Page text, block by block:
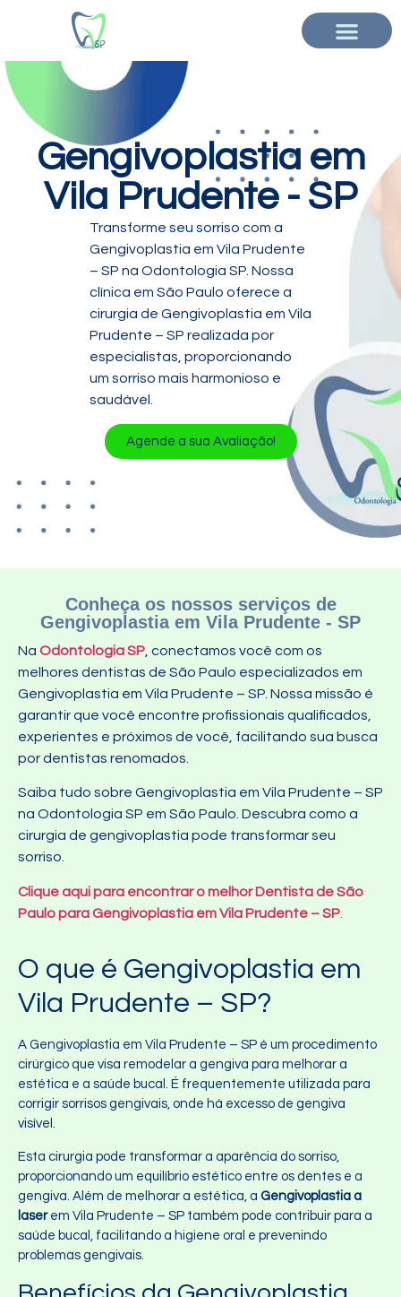
Gengivoplastia em
Vila Prudente - SP
Transforme seu sorriso com a
Gengivoplastia em Vila Prudente
– SP na Odontologia SP. Nossa
clínica em São Paulo oferece a
cirurgia de Gengivoplastia em Vila
Prudente – SP realizada por
especialistas, proporcionando
um sorriso mais harmonioso e
saudável.
Agende a sua Avaliação!
Conheça os nossos serviços de
Gengivoplastia em Vila Prudente - SP
Na Odontologia SP , conectamos você com os
melhores dentistas de São Paulo especializados em
Gengivoplastia em Vila Prudente – SP. Nossa missão é
garantir que você encontre profissionais qualificados,
experientes e próximos de você, facilitando sua busca
por dentistas renomados.
Saiba tudo sobre Gengivoplastia em Vila Prudente – SP
na Odontologia SP em São Paulo. Descubra como a
cirurgia de gengivoplastia pode transformar seu
sorriso.
Clique aqui para encontrar o melhor Dentista de São
Paulo para Gengivoplastia em Vila Prudente – SP
O que é Gengivoplastia em
Vila Prudente – SP?
A Gengivoplastia em Vila Prudente – SP é um procedimento
cirúrgico que visa remodelar a gengiva para melhorar a
estética e a saúde bucal. É frequentemente utilizada para
corrigir sorrisos gengivais, onde há excesso de gengiva
visível.
Esta cirurgia pode transformar a aparência do sorriso,
proporcionando um equilíbrio estético entre os dentes e a
gengiva. Além de melhorar a estética, a Gengivoplastia a
laser em Vila Prudente – SP também pode contribuir para a
saúde bucal, facilitando a higiene oral e prevenindo
problemas gengivais.